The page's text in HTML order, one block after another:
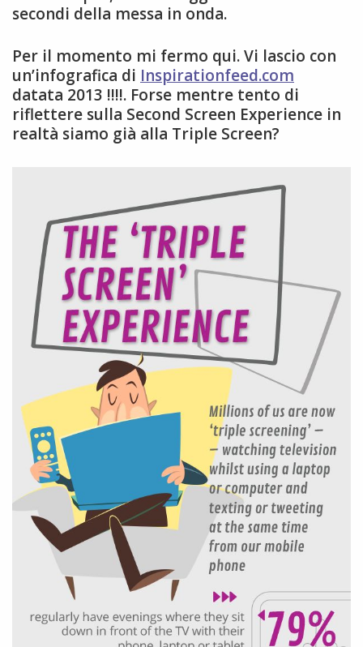
secondi della messa in onda.
Per il momento mi fermo qui. Vi lascio con
un’infografica di Inspirationfeed.com
datata 2013 !!!!. Forse mentre tento di
riflettere sulla Second Screen Experience in
realtà siamo già alla Triple Screen?